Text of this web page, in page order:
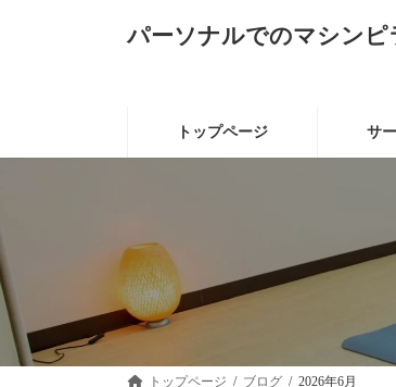
パーソナルでのマシンピ
トップページ サ
トップページ ブログ 2026年6月